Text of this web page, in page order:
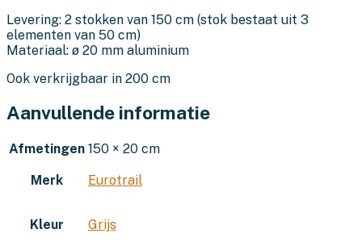
Levering: 2 stokken van 150 cm (stok bestaat uit 3
elementen van 50 cm)
Materiaal: ø 20 mm aluminium
Ook verkrijgbaar in 200 cm
Aanvullende informatie
Afmetingen 150 × 20 cm
Merk Eurotrail
Kleur Grijs